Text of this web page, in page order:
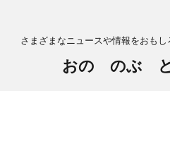
さまざまなニュースや情報をおもし
おの のぶ